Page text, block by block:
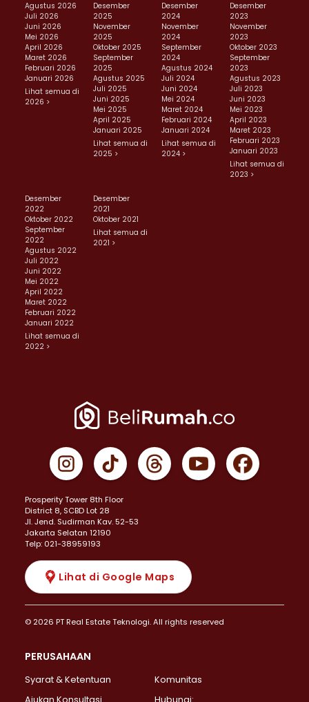
Agustus 2026
Juli 2026
Juni 2026
Mei 2026
April 2026
Maret 2026
Februari 2026
Januari 2026
Lihat semua di
2026 >
Desember
2025
November
2025
Oktober 2025
September
2025
Agustus 2025
Juli 2025
Juni 2025
Mei 2025
April 2025
Januari 2025
Lihat semua di
2025 >
Desember
2024
November
2024
September
2024
Agustus 2024
Juli 2024
Juni 2024
Mei 2024
Maret 2024
Februari 2024
Januari 2024
Lihat semua di
2024 >
Desember
2023
November
2023
Oktober 2023
September
2023
Agustus 2023
Juli 2023
Juni 2023
Mei 2023
April 2023
Maret 2023
Februari 2023
Januari 2023
Lihat semua di
2023 >
Desember
2022
Oktober 2022
September
2022
Agustus 2022
Juli 2022
Juni 2022
Mei 2022
April 2022
Maret 2022
Februari 2022
Januari 2022
Lihat semua di
2022 >
Desember
2021
Oktober 2021
Lihat semua di
2021 >
Prosperity Tower 8th Floor
District 8, SCBD Lot 28
JI. Jend. Sudirman Kav. 52-53
Jakarta Selatan 12190
Telp: 021-38959193
Lihat di Google Maps
© 2026 PT Real Estate Teknologi. All rights reserved
PERUSAHAAN
Syarat & Ketentuan
Komunitas
Ajukan Konsultasi
Hubungi: